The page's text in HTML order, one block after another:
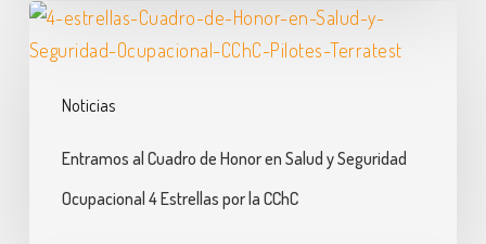
en
Seguridad
Noticias
Entramos
al
Honor
Salud
Entramos al Cuadro de Honor en Salud y Seguridad
Ocupacional 4 Estrellas por la CChC